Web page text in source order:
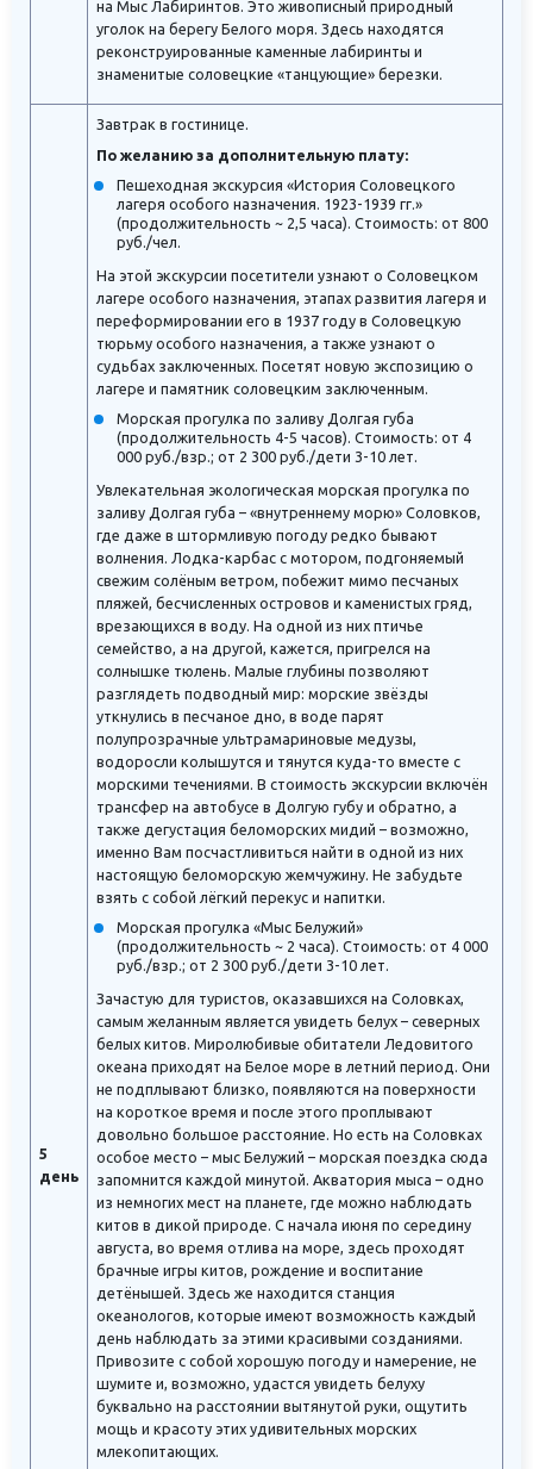
на Мыс Лабиринтов. Это живописный природный
уголок на берегу Белого моря. Здесь находятся
реконструированные каменные лабиринты и
знаменитые соловецкие «танцующие» березки.
5
день
Завтрак в гостинице.
По желанию за дополнительную плату:
Пешеходная экскурсия «История Соловецкого
лагеря особого назначения. 1923-1939 гг.»
(продолжительность ~ 2,5 часа). Стоимость: от 800
руб./чел.
На этой экскурсии посетители узнают о Соловецком
лагере особого назначения, этапах развития лагеря и
переформировании его в 1937 году в Соловецкую
тюрьму особого назначения, а также узнают о
судьбах заключенных. Посетят новую экспозицию о
лагере и памятник соловецким заключенным.
Морская прогулка по заливу Долгая губа
(продолжительность 4-5 часов). Стоимость: от 4
000 руб./взр.; от 2 300 руб./дети 3-10 лет.
Увлекательная экологическая морская прогулка по
заливу Долгая губа – «внутреннему морю» Соловков,
где даже в штормливую погоду редко бывают
волнения. Лодка-карбас с мотором, подгоняемый
свежим солёным ветром, побежит мимо песчаных
пляжей, бесчисленных островов и каменистых гряд,
врезающихся в воду. На одной из них птичье
семейство, а на другой, кажется, пригрелся на
солнышке тюлень. Малые глубины позволяют
разглядеть подводный мир: морские звёзды
уткнулись в песчаное дно, в воде парят
полупрозрачные ультрамариновые медузы,
водоросли колышутся и тянутся куда-то вместе с
морскими течениями. В стоимость экскурсии включён
трансфер на автобусе в Долгую губу и обратно, а
также дегустация беломорских мидий – возможно,
именно Вам посчастливиться найти в одной из них
настоящую беломорскую жемчужину. Не забудьте
взять с собой лёгкий перекус и напитки.
Морская прогулка «Мыс Белужий»
(продолжительность ~ 2 часа). Стоимость: от 4 000
руб./взр.; от 2 300 руб./дети 3-10 лет.
Зачастую для туристов, оказавшихся на Соловках,
самым желанным является увидеть белух – северных
белых китов. Миролюбивые обитатели Ледовитого
океана приходят на Белое море в летний период. Они
не подплывают близко, появляются на поверхности
на короткое время и после этого проплывают
довольно большое расстояние. Но есть на Соловках
особое место – мыс Белужий – морская поездка сюда
запомнится каждой минутой. Акватория мыса – одно
из немногих мест на планете, где можно наблюдать
китов в дикой природе. С начала июня по середину
августа, во время отлива на море, здесь проходят
брачные игры китов, рождение и воспитание
детёнышей. Здесь же находится станция
океанологов, которые имеют возможность каждый
день наблюдать за этими красивыми созданиями.
Привозите с собой хорошую погоду и намерение, не
шумите и, возможно, удастся увидеть белуху
буквально на расстоянии вытянутой руки, ощутить
мощь и красоту этих удивительных морских
млекопитающих.